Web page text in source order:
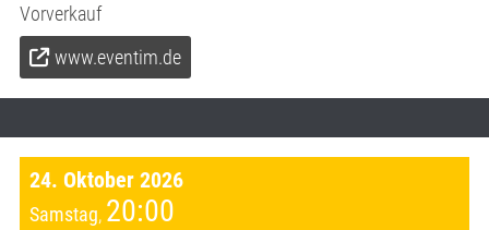
Vorverkauf
www.eventim.de
24. Oktober 2026
Samstag, 20:00